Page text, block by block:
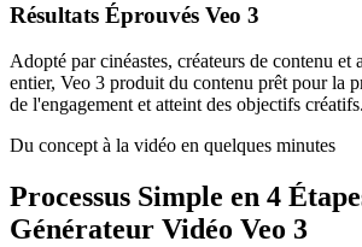
Résultats Éprouvés Veo 3
Adopté par cinéastes, créateurs de contenu et
entier, Veo 3 produit du contenu prêt pour la
de l'engagement et atteint des objectifs créatifs.
Du concept à la vidéo en quelques minutes
Processus Simple en 4
Générateur Vidéo Veo 3